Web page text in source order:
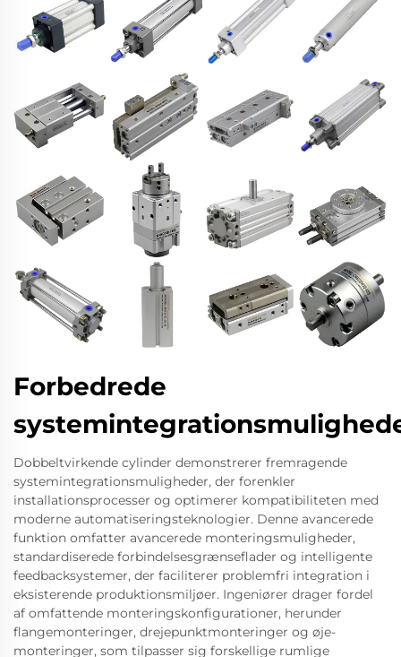
Forbedrede
Dobbeltvirkende cylinder demonstrerer fremragende
systemintegrationsmuligheder, der forenkler
installationsprocesser og optimerer kompatibiliteten med
moderne automatiseringsteknologier. Denne avancerede
funktion omfatter avancerede monteringsmuligheder,
standardiserede forbindelsesgrænseflader og intelligente
feedbacksystemer, der faciliterer problemfri integration i
eksisterende produktionsmiljøer. Ingeniører drager fordel
af omfattende monteringskonfigurationer, herunder
flangemonteringer, drejepunktmonteringer og øje-
monteringer, som tilpasser sig forskellige rumlige